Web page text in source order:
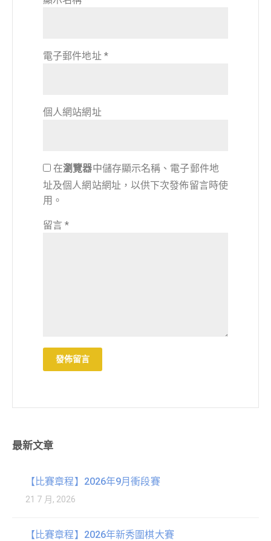
電子郵件地址 *
個人網站網址
在瀏覽器中儲存顯示名稱、電子郵件地
址及個人網站網址，以供下次發佈留言時使
用。
留言*
最新文章
【比賽章程】2026年9月衝段賽
21 7 月, 2026
【比賽章程】2026年新秀圍棋大賽